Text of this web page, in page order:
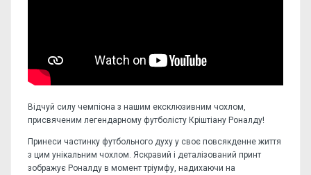
Відчуй силу чемпіона з нашим ексклюзивним чохлом,
присвяченим легендарному футболісту Кріштіану Роналду!
Принеси частинку футбольного духу у своє повсякденне життя
з цим унікальним чохлом. Яскравий і деталізований принт
зображує Роналду в момент тріумфу, надихаючи на